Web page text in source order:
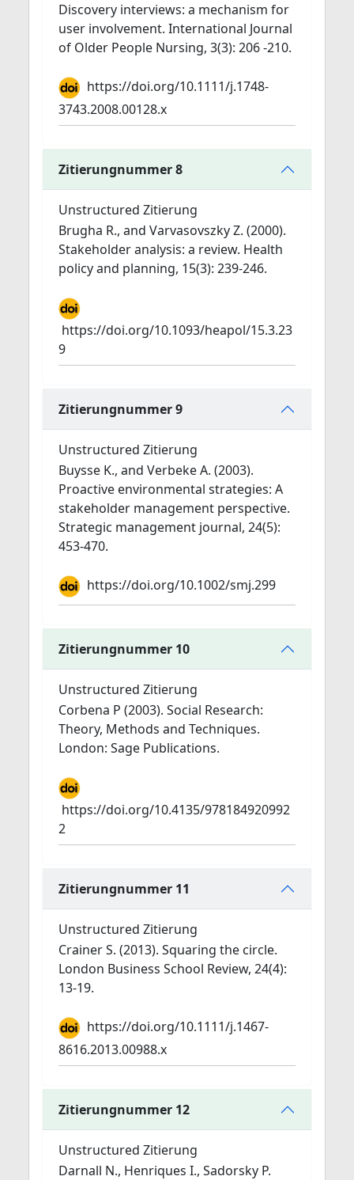
Discovery interviews: a mechanism for
user involvement. International Journal
of Older People Nursing, 3(3): 206 -210.
https://doi.org/10.1111/j.1748-
3743.2008.00128.x
Zitierungnummer 8
Unstructured Zitierung
Brugha R., and Varvasovszky Z. (2000).
Stakeholder analysis: a review. Health
policy and planning, 15(3): 239-246.
https://doi.org/10.1093/heapol/15.3.23
9
Zitierungnummer 9
Unstructured Zitierung
Buysse K., and Verbeke A. (2003).
Proactive environmental strategies: A
stakeholder management perspective.
Strategic management journal, 24(5):
453-470.
https://doi.org/10.1002/smj.299
Zitierungnummer 10
Unstructured Zitierung
Corbena P (2003). Social Research:
Theory, Methods and Techniques.
London: Sage Publications.
https://doi.org/10.4135/978184920992
2
Zitierungnummer 11
Unstructured Zitierung
Crainer S. (2013). Squaring the circle.
London Business School Review, 24(4):
13-19.
https://doi.org/10.1111/j.1467-
8616.2013.00988.x
Zitierungnummer 12
Unstructured Zitierung
Darnall N., Henriques I., Sadorsky P.